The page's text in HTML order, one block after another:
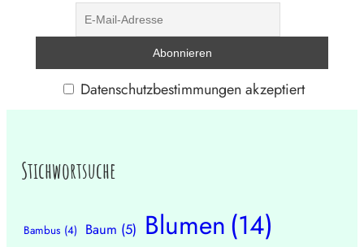
Datenschutzbestimmungen akzeptiert
Stichwortsuche
Bambus (4) Baum (5) Blumen(14)